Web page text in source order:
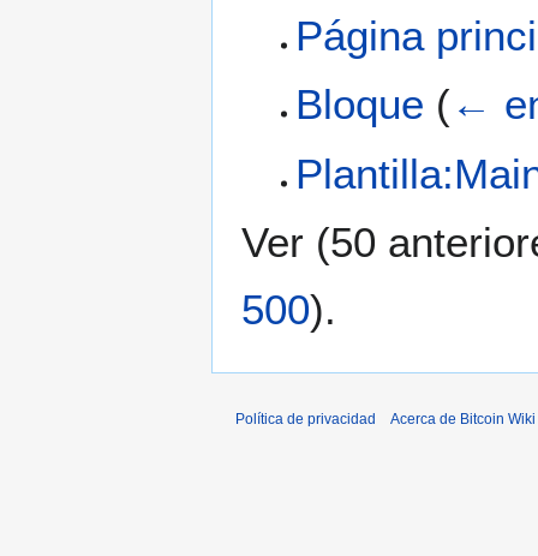
Página
Bloque (←
Ver (50
500).
Política de privacidad Acerca de Bitcoin Wiki